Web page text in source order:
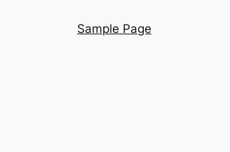
Sample Page